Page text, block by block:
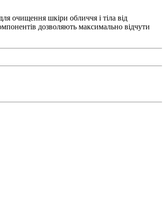
очищення шкіри обличчя і тіла від
дозволяють максимально відчути